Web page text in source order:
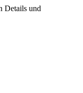
Details und